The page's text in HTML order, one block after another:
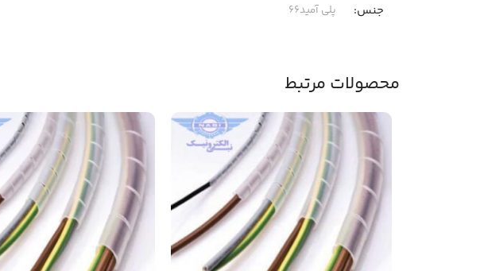
جنس پلی آمید۶۶
بسته بندی و منسجم کردن کالا یا اجسام
محصولات مرتبط